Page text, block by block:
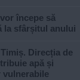
începe să
la sfârșitul anului
Direcția de
apă și
vulnerabile